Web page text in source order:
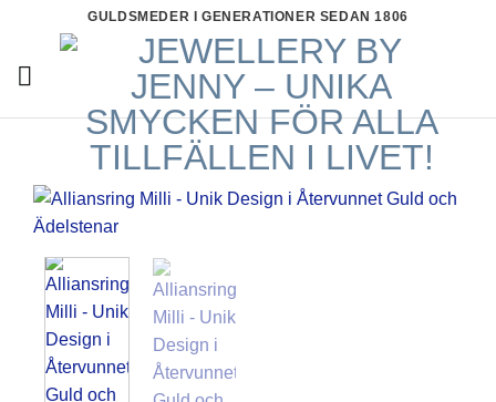
content
GULDSMEDER I GENERATIONER SEDAN 1806